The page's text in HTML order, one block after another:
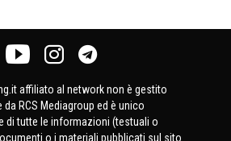
affiliato al network non è gestito
RCS Mediagroup ed è unico
di tutte le informazioni (testuali o
o i materiali pubblicati sul sito